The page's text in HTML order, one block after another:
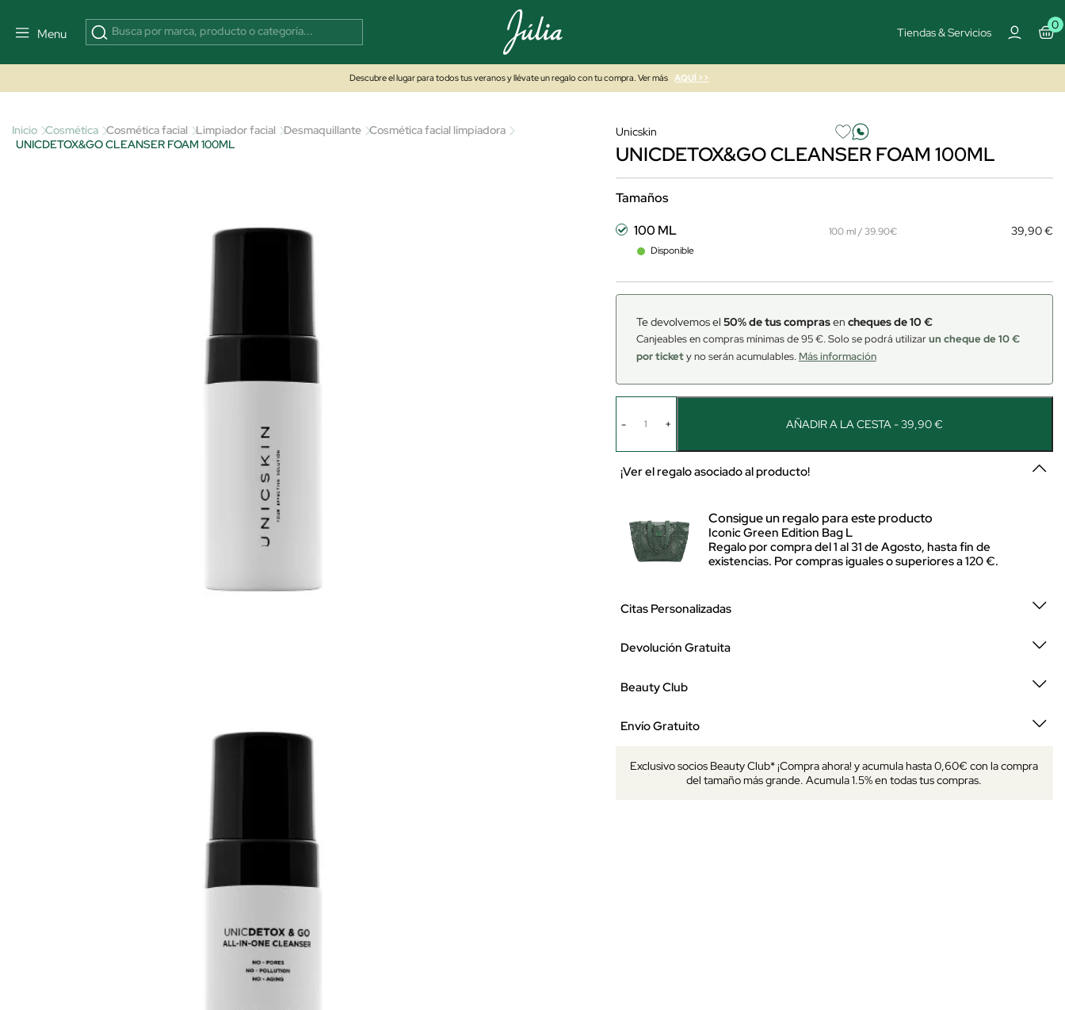
Menu Tiendas & Servicios
0
Descubre el lugar para todos tus veranos y llévate un regalo con tu compra. Ver más AQUÍ >>
Inicio Cosmética Cosmética facial Limpiador facial Desmaquillante Cosmética facial limpiadora
UNICDETOX&GO CLEANSER FOAM 100ML
Unicskin
UNICDETOX&GO CLEANSER FOAM 100ML
Tamaños
100 ML
Disponible
100 ml / 39.90€ 39,90 €
Te devolvemos el 50% de tus comprasen cheques de 10 €
Canjeables en compras mínimas de 95 €. Solo se podrá utilizarun cheque de 10 €
por tickety no serán acumulables. Más información
- + AÑADIR A LA CESTA - 39,90 €
¡Ver el regalo asociado al producto!
Consigue un regalo para este producto
Iconic Green Edition Bag L
Regalo por compra del 1 al 31 de Agosto, hasta fin de
existencias. Por compras iguales o superiores a 120 €.
Citas Personalizadas
Devolución Gratuita
Beauty Club
Envío Gratuito
Exclusivo socios Beauty Club* ¡Compra ahora! y acumula hasta 0,60€ con la compra
del tamaño más grande. Acumula 1.5% en todas tus compras.